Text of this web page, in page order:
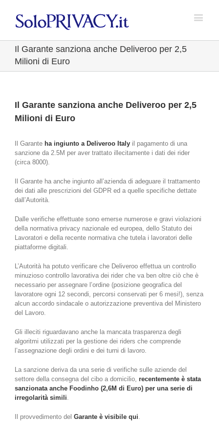
Il Garante sanziona anche Deliveroo per 2,5
Milioni di Euro
Il Garante sanziona anche Deliveroo per 2,5
Milioni di Euro
Il Garante ha ingiunto a Deliveroo Italy il pagamento di una
sanzione da 2.5M per aver trattato illecitamente i dati dei rider
(circa 8000).
Il Garante ha anche ingiunto all’azienda di adeguare il trattamento
dei dati alle prescrizioni del GDPR ed a quelle specifiche dettate
dall’Autorità.
Dalle verifiche effettuate sono emerse numerose e gravi violazioni
della normativa privacy nazionale ed europea, dello Statuto dei
Lavoratori e della recente normativa che tutela i lavoratori delle
piattaforme digitali.
L’Autorità ha potuto verificare che Deliveroo effettua un controllo
minuzioso controllo lavorativa dei rider che va ben oltre ciò che è
necessario per assegnare l’ordine (posizione geografica del
lavoratore ogni 12 secondi, percorsi conservati per 6 mesi!), senza
alcun accordo sindacale o autorizzazione preventiva del Ministero
del Lavoro.
Gli illeciti riguardavano anche la mancata trasparenza degli
algoritmi utilizzati per la gestione dei riders che comprende
l’assegnazione degli ordini e dei turni di lavoro.
La sanzione deriva da una serie di verifiche sulle aziende del
settore della consegna del cibo a domicilio, recentemente è stata
sanzionata anche Foodinho (2,6M di Euro) per una serie di
irregolarità simili.
Il provvedimento del Garante è visibile qui.